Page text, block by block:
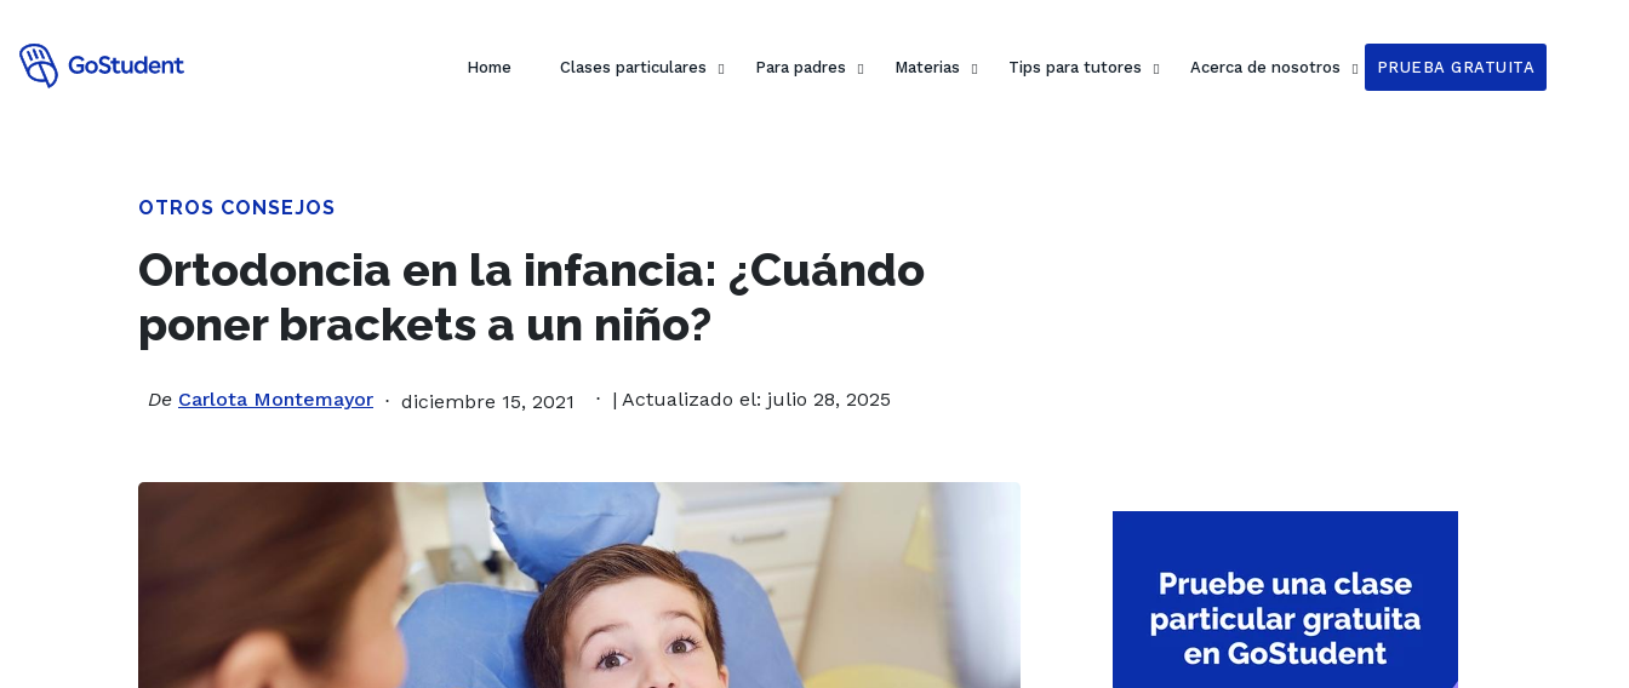
Home Clases particulares Para padres Materias Tips para tutores Acerca de nosotros PRUEBA GRATUITA
OTROS CONSEJOS
Ortodoncia en la infancia: ¿Cuándo
poner brackets a un niño?
De Carlota Montemayor diciembre 15, 2021 | Actualizado el: julio 28, 2025